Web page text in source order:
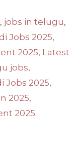
, jobs in telugu,
Jobs 2025,
2025, Latest
jobs,
Jobs 2025,
2025,
2025